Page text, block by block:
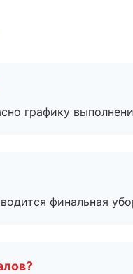
графику
финальная